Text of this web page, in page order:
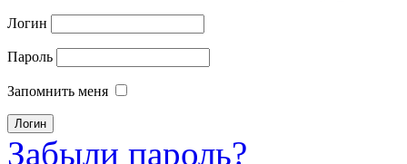
Логин
Пароль
Запомнить меня
Забыли пароль?